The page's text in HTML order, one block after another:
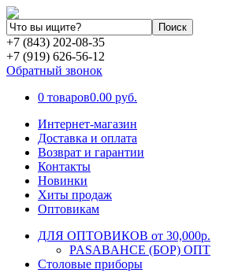
+7 (843) 202-08-35
+7 (919) 626-56-12
Обратный звонок
0 товаров0.00 руб.
Интернет-магазин
Доставка и оплата
Возврат и гарантии
Контакты
Новинки
Хиты продаж
Оптовикам
ДЛЯ ОПТОВИКОВ от 30,000р.
PASABAHCE (БОР) ОПТ
Столовые приборы